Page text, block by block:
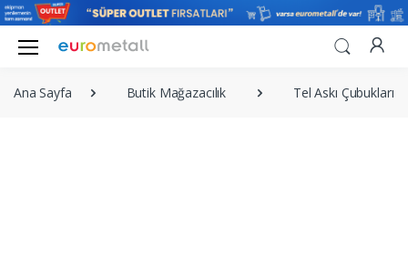
Ana Sayfa Butik Mağazacılık Tel Askı Çubukları